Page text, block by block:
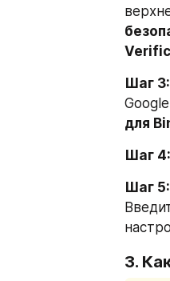
Шаг 3:
для
Шаг 4:
Шаг 5:
3.